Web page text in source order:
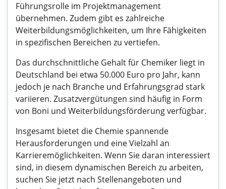
Führungsrolle im Projektmanagement
übernehmen. Zudem gibt es zahlreiche
Weiterbildungsmöglichkeiten, um Ihre Fähigkeiten
in spezifischen Bereichen zu vertiefen.
Das durchschnittliche Gehalt für Chemiker liegt in
Deutschland bei etwa 50.000 Euro pro Jahr, kann
jedoch je nach Branche und Erfahrungsgrad stark
variieren. Zusatzvergütungen sind häufig in Form
von Boni und Weiterbildungsförderung verfügbar.
Insgesamt bietet die Chemie spannende
Herausforderungen und eine Vielzahl an
Karrieremöglichkeiten. Wenn Sie daran interessiert
sind, in diesem dynamischen Bereich zu arbeiten,
suchen Sie jetzt nach Stellenangeboten und